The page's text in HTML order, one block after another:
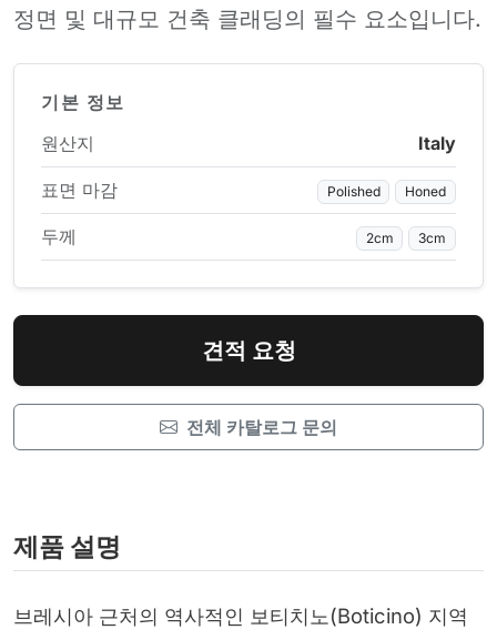
정면 및 대규모 건축 클래딩의 필수 요소입니다.
기본 정보
원산지 Italy
표면 마감 Polished Honed
두께 2cm 3cm
견적 요청
전체 카탈로그 문의
제품 설명
브레시아 근처의 역사적인 보티치노(Boticino) 지역